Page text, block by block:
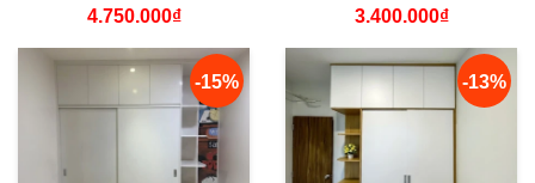
4.750.000₫
3.400.000₫
-15% -13%